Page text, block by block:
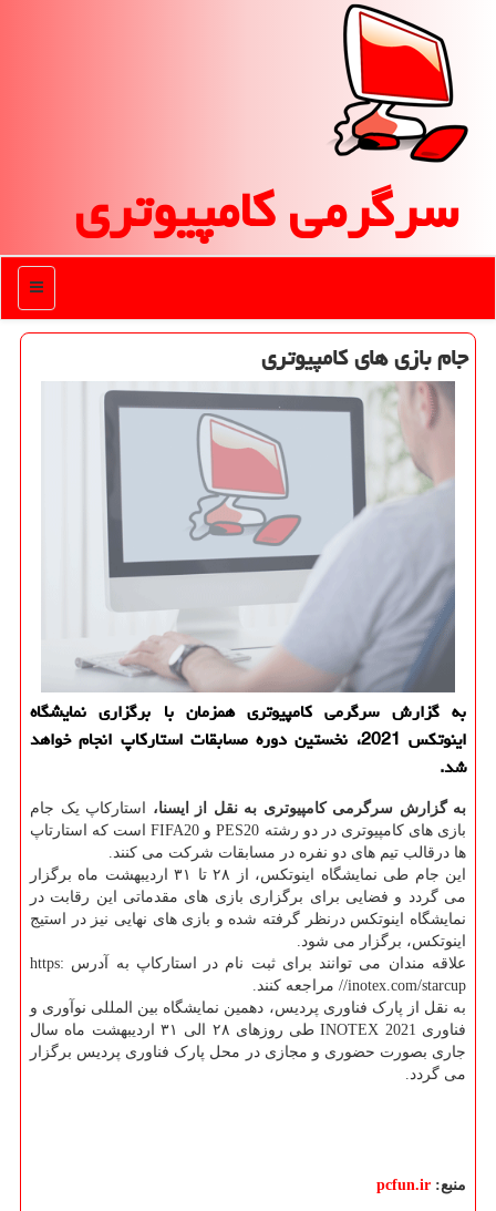
سرگرمی كامپیوتری
منو
جام بازی های كامپیوتری
به گزارش سرگرمی کامپیوتری همزمان با برگزاری نمایشگاه
اینوتکس 2021، نخستین دوره مسابقات استارکاپ انجام خواهد
شد.
به گزارش سرگرمی کامپیوتری به نقل از ایسنا، استارکاپ یک جام
بازی های کامپیوتری در دو رشته PES20 و FIFA20 است که استارتاپ
ها درقالب تیم های دو نفره در مسابقات شرکت می کنند.
این جام طی نمایشگاه اینوتکس، از ۲۸ تا ۳۱ اردیبهشت ماه برگزار
می گردد و فضایی برای برگزاری بازی های مقدماتی این رقابت در
نمایشگاه اینوتکس درنظر گرفته شده و بازی های نهایی نیز در استیج
اینوتکس، برگزار می شود.
علاقه مندان می توانند برای ثبت نام در استارکاپ به آدرس https:
//inotex.com/starcup مراجعه کنند.
به نقل از پارک فناوری پردیس، دهمین نمایشگاه بین المللی نوآوری و
فناوری INOTEX 2021 طی روزهای ۲۸ الی ۳۱ اردیبهشت ماه سال
جاری بصورت حضوری و مجازی در محل پارک فناوری پردیس برگزار
می گردد.
منبع: pcfun.ir